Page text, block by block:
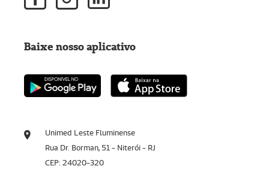
Unimed Leste Fluminense
Rua Dr. Borman, 51 - Niterói - RJ
CEP: 24020-320
Baixe nosso aplicativo